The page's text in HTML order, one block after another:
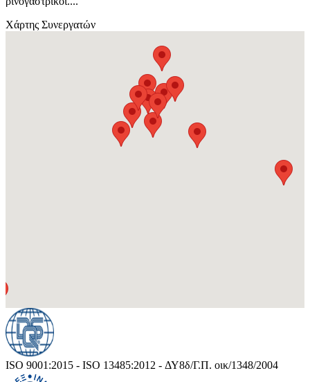
Χάρτης Συνεργατών
ISO 9001:2015 - ISO 13485:2012 - ΔΥ8δ/Γ.Π. οικ/1348/2004